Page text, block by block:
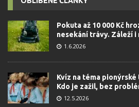
Pokuta až 10 000 Kč
nesekání trávy. Záleží
1.6.2026
Kvíz na téma
Kdo je zažil, bez
12.5.2026